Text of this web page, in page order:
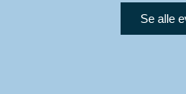
Se alle